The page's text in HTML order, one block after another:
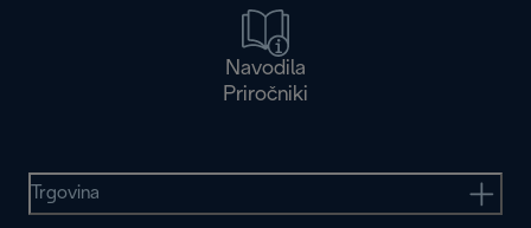
Navodila
Priročniki
Trgovina